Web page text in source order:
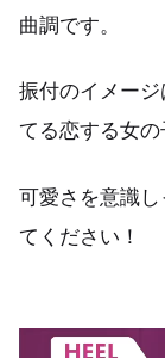
曲調です。
振付のイメー
てる恋する女
可愛さを意識
てください！